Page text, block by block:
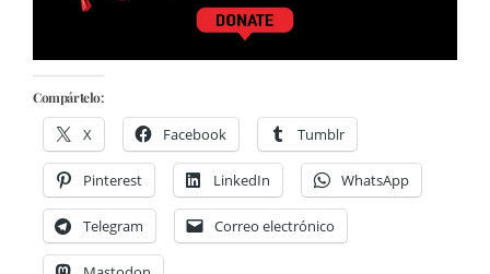
Compártelo:
X Facebook Tumblr
Pinterest LinkedIn WhatsApp
Telegram Correo electrónico